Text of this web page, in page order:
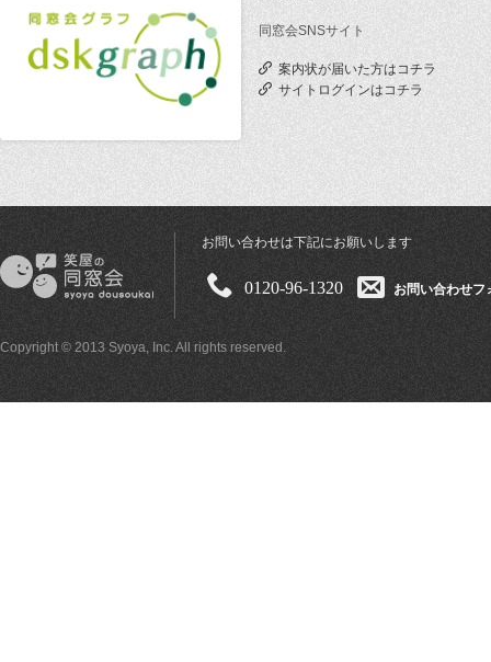
同窓会SNSサイト
案内状が届いた方はコチラ
サイトログインはコチラ
お問い合わせは下記にお願いします
0120-96-1320 お問い合わせフ
Copyright © 2013 Syoya, Inc. All rights reserved.